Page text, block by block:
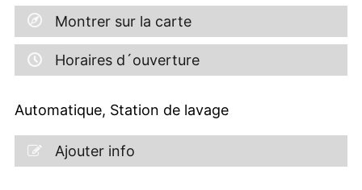
Montrer sur la carte
Horaires d´ouverture
Automatique, Station de lavage
Ajouter info